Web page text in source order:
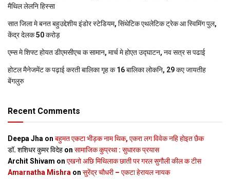
मैथिल लेलनि हिस्सा
सात जिला मे बनत बहुउद्देशीय इंडोर स्‍टेडि‍यम, सिंथेटिक एथलेटिक ट्रेक आ स्विमिंग पुल,
केंद्र देलक 50 करोड़
एम्स मे शिफ्ट होयत डीएमसीएच क सामान, मार्च मे होएत उद्घाटन, नव सत्र स पढाई
होटल मैनेजमेंट क पढ़ाई करती बालिका गृह क 16 बालिका लोकनि, 29 कए जायतीह
बेंगलुरु
Recent Comments
Deepa Jha on बहुमत एकटा भीड़क नाम थिक, एकरा लग विवेक नहि होइत छैक
डॉ. शशिधर कुमर विदेह on सामाजिक कुप्रथा : सुधारक प्रयास
Archit Shivam on एखनो अछि मिथिलाक छाती पर गरल सुगौली कील क टीस
Amarnatha Mishra on सुरेंद्र चौधरी – एकटा हेरायल नायक